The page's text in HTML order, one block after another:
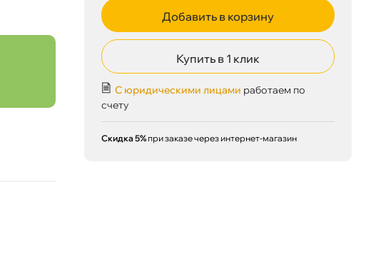
Добавить в корзину
Купить в 1 клик
С юридическими лицами работаем по
счету
Скидка 5% при заказе через интернет-магазин
Сегодня, 07.08